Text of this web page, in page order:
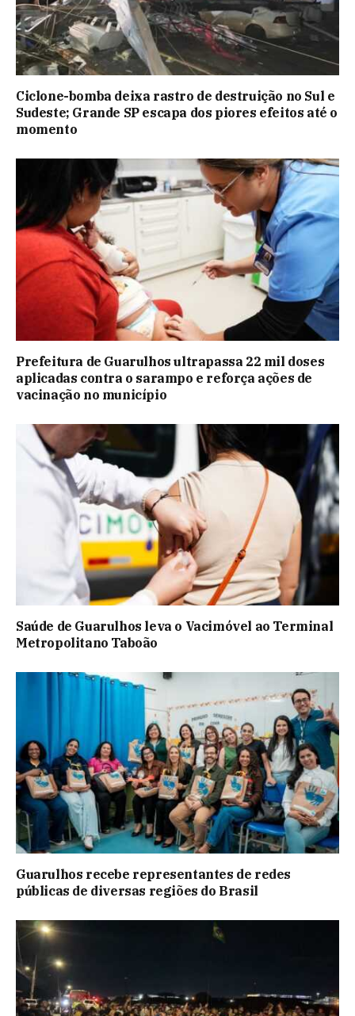
Ciclone-bomba deixa rastro de destruição no Sul e
Sudeste; Grande SP escapa dos piores efeitos até o
momento
Prefeitura de Guarulhos ultrapassa 22 mil doses
aplicadas contra o sarampo e reforça ações de
vacinação no município
Saúde de Guarulhos leva o Vacimóvel ao Terminal
Metropolitano Taboão
Guarulhos recebe representantes de redes
públicas de diversas regiões do Brasil